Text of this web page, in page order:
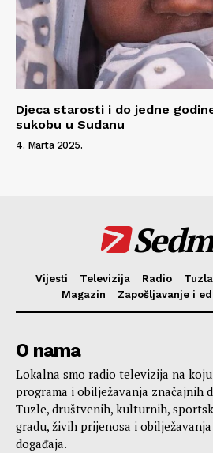
Djeca starosti i do jedne
sukobu u Sudanu
4. Marta 2025.
Vijesti Televizija Radio
Magazin
Zapošljavanje i
O nama
Lokalna smo radio televizija na
programa i obilježavanja značajnih
Tuzle, društvenih, kulturnih,
gradu, živih prijenosa i
događaja.